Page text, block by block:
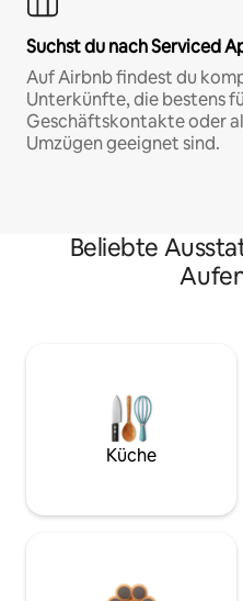
Suchst du nach Serviced
Auf Airbnb findest du
Unterkünfte, die bestens
Geschäftskontakte oder
Umzügen geeignet sind.
Beliebte
Küche